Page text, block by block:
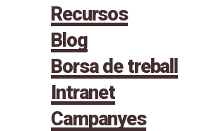
Recursos
Blog
Borsa de treball
Intranet
Campanyes